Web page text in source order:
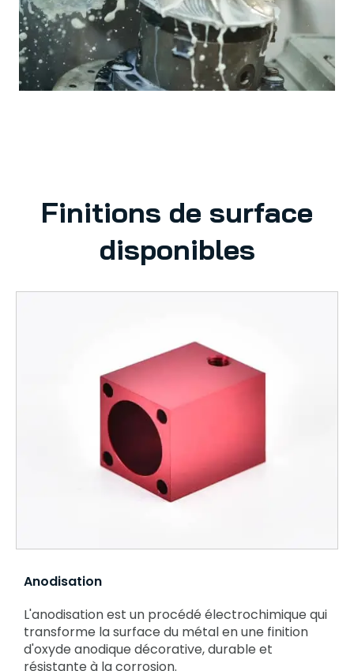
Finitions de surface
disponibles
Anodisation
L'anodisation est un procédé électrochimique qui
transforme la surface du métal en une finition
d'oxyde anodique décorative, durable et
résistante à la corrosion.